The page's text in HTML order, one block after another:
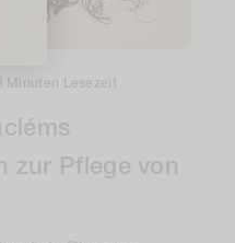
Minuten Lesezeit
zur Pflege von